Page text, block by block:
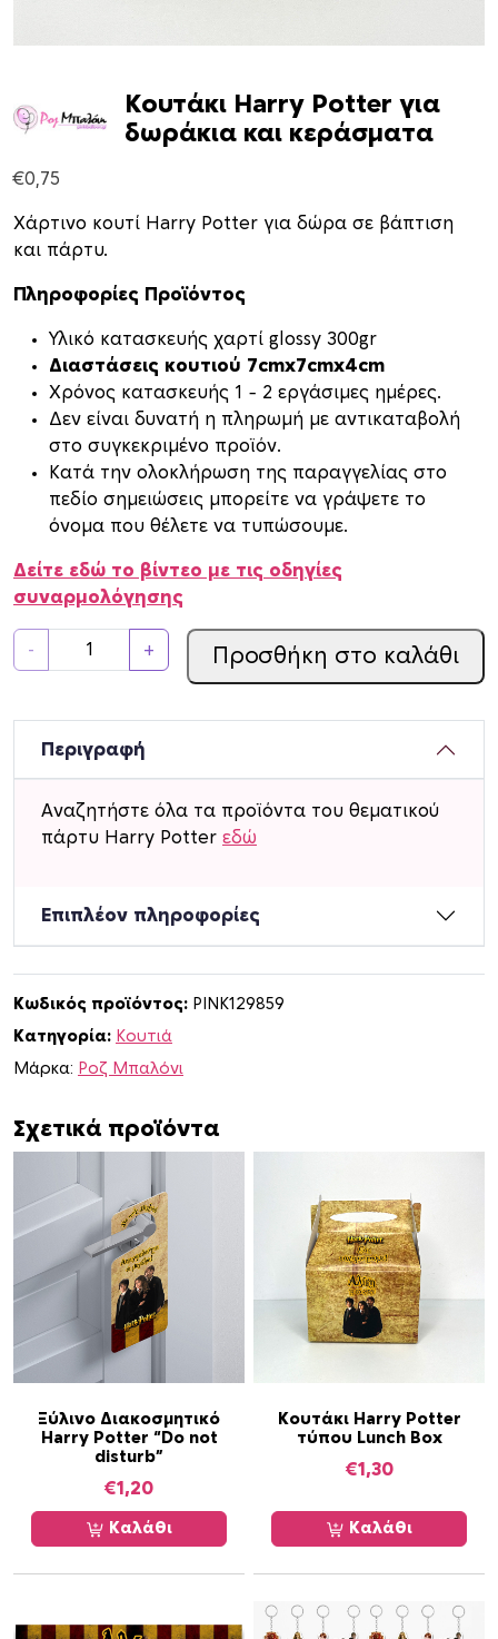
Κουτάκι Harry Potter για
δωράκια και κεράσματα
€0,75
Χάρτινο κουτί Harry Potter για δώρα σε βάπτιση
και πάρτυ.
Πληροφορίες Προϊόντος
Υλικό κατασκευής χαρτί glossy 300gr
Διαστάσεις κουτιού 7cmx7cmx4cm
Xρόνος κατασκευής 1 – 2 εργάσιμες ημέρες.
Δεν είναι δυνατή η πληρωμή με αντικαταβολή
στο συγκεκριμένο προϊόν.
Κατά την ολοκλήρωση της παραγγελίας στο
πεδίο σημειώσεις μπορείτε να γράψετε το
όνομα που θέλετε να τυπώσουμε.
Δείτε εδώ το βίντεο με τις οδηγίες
συναρμολόγησης
-
ο
τ
κ
t
t
e
γ
ι
ω
ά
κ
κ
σ
α
+ Προσθήκη στο καλάθι
Περιγραφή
Αναζητήστε όλα τα προϊόντα του θεματικού
πάρτυ Harry Potter εδώ
Επιπλέον πληροφορίες
Κωδικός προϊόντος: PINK129859
Κατηγορία: Κουτιά
Μάρκα: Ροζ Μπαλόνι
Σχετικά προϊόντα
Ξύλινο Διακοσμητικό
Harry Potter “Do not
disturb”
€1,20
Καλάθι
Κουτάκι Harry Potter
τύπου Lunch Box
€1,30
Καλάθι